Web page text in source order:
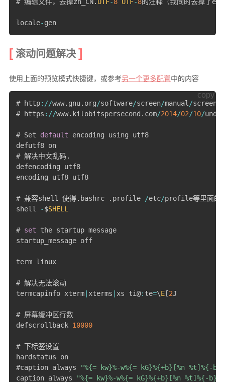
# 编辑文件，去掉zh_CN . UTF-8 UTF-8的注释（我同时去掉了
locale-gen
滚动问题解决
使用上面的预览模式快捷键，或参考另一个更多配置中的内容
copy
# http: //www. gnu. org/software/screen/manual /screen
# https : //www. kilobitspersecond . com/2014/02/10/
# Set default encoding using utf8
defutf8 on
# 解决中文乱码 .
defencoding utf8
encoding utf8 utf8
# 兼容shell 使得. bashrc . profile /etc/profile等里面的
shell
-$SHELL
# set the startup message
startup_message off
term linux
# 解决无法滚动
termcapinfo xterm| xterms xs ti@: te=\E[2J
# 屏幕缓冲区行数
defscrollback 10000
# 下标签设置
hardstatus on
#caption always
"%{= kw}%-w%{= kG}%{+b}[%n %t]%{-
caption always
"%{= kw}%-w%{= kG}%{+b}[%n %t]%{-